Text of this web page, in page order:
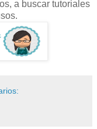
a buscar tutoriales